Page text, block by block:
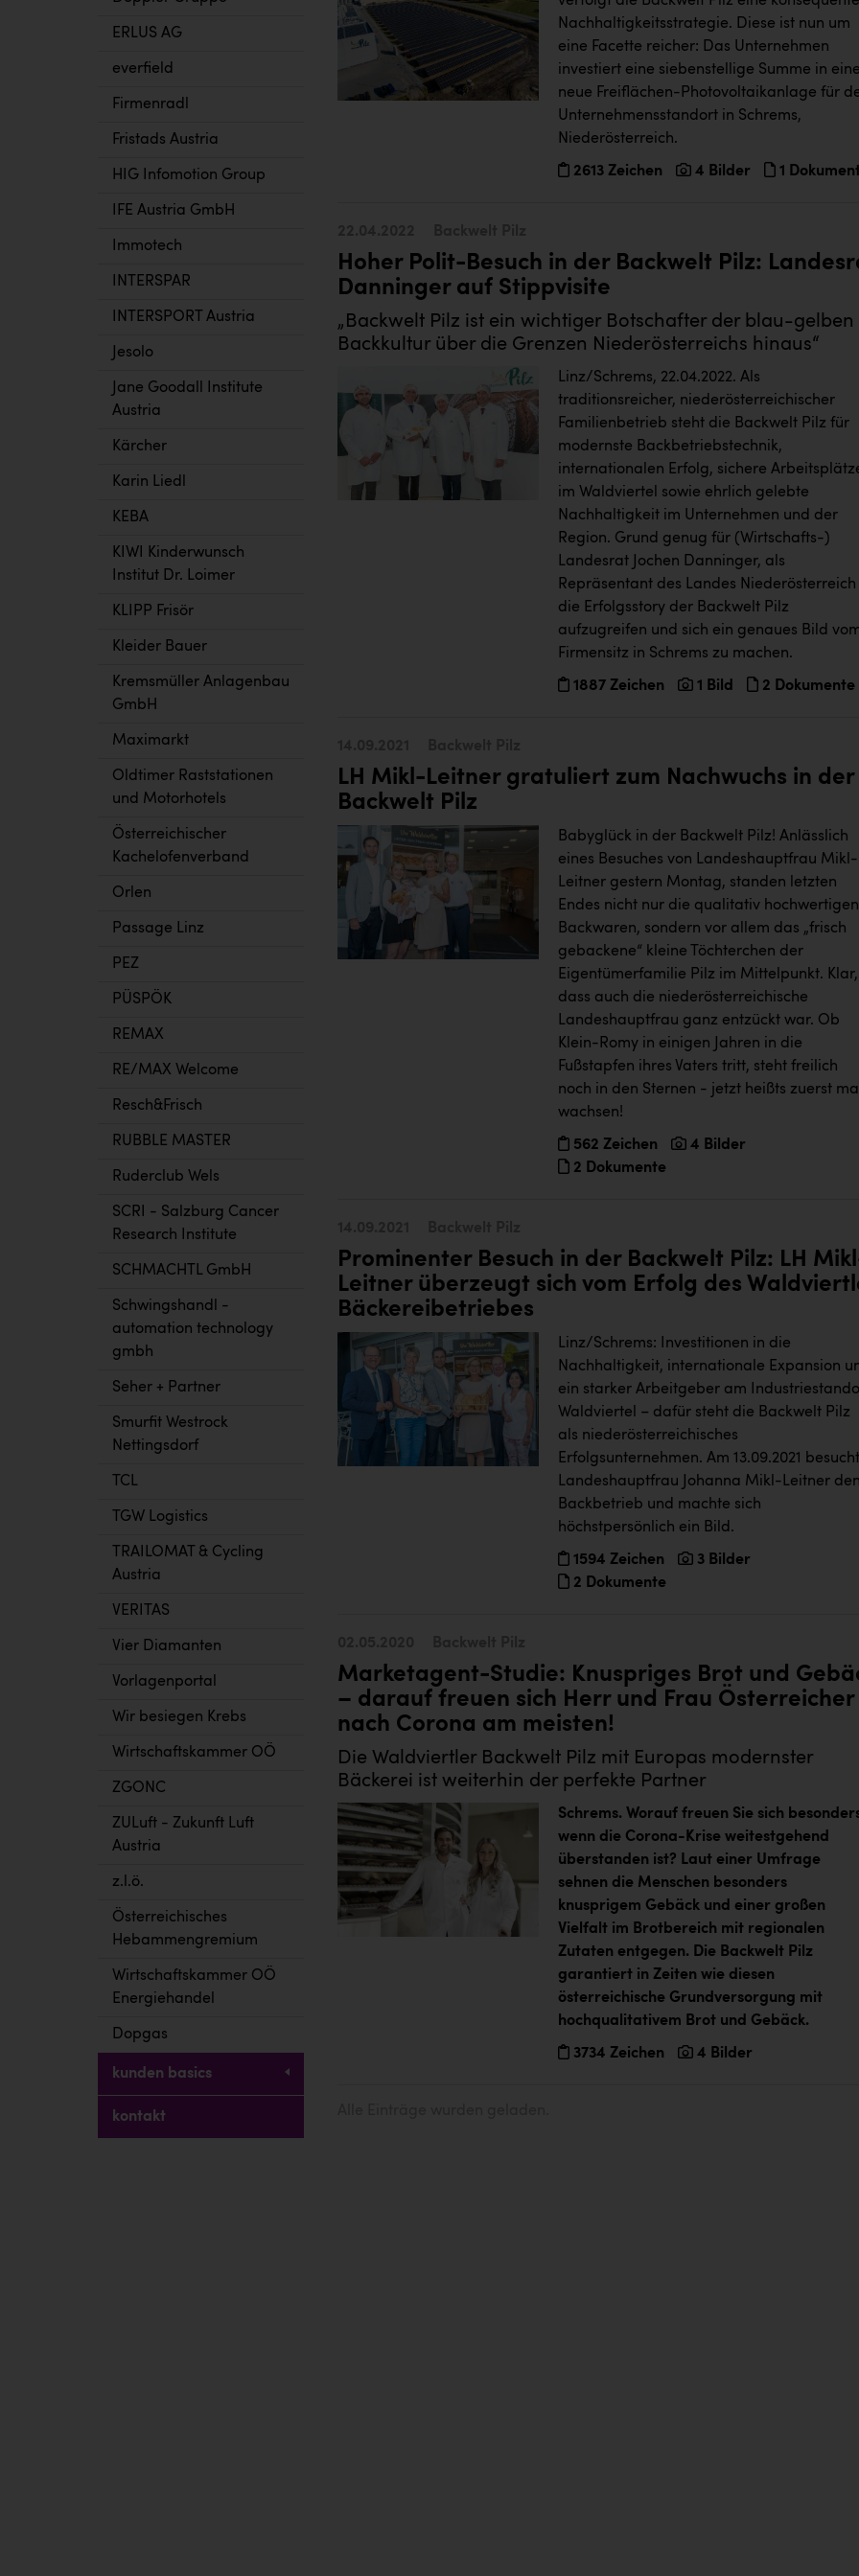
ERLUS AG
everfield
Firmenradl
Fristads Austria
HIG Infomotion Group
IFE Austria GmbH
Immotech
INTERSPAR
INTERSPORT Austria
Jesolo
Jane Goodall Institute
Austria
Kärcher
Karin Liedl
KEBA
KIWI Kinderwunsch
Institut Dr. Loimer
KLIPP Frisör
Kleider Bauer
Kremsmüller Anlagenbau
GmbH
Maximarkt
Oldtimer Raststationen
und Motorhotels
Österreichischer
Kachelofenverband
Orlen
Passage Linz
PEZ
PÜSPÖK
REMAX
RE/MAX Welcome
Resch&Frisch
RUBBLE MASTER
Ruderclub Wels
SCRI - Salzburg Cancer
Research Institute
SCHMACHTL GmbH
Schwingshandl -
automation technology
gmbh
Seher + Partner
Smurfit Westrock
Nettingsdorf
TCL
TGW Logistics
TRAILOMAT & Cycling
Austria
VERITAS
Vier Diamanten
Vorlagenportal
Wir besiegen Krebs
Wirtschaftskammer OÖ
ZGONC
ZULuft - Zukunft Luft
Austria
z.l.ö.
Österreichisches
Hebammengremium
Wirtschaftskammer OÖ
Energiehandel
Dopgas
kunden basics
kontakt
Nachhaltigkeitsstrategie. Diese ist nun um
eine Facette reicher: Das Unternehmen
investiert eine siebenstellige Summe in
neue Freiflächen-Photovoltaikanlage für
Unternehmensstandort in Schrems,
Niederösterreich.
2613 Zeichen 4 Bilder 1
Hoher Polit-Besuch in der Backwelt Pilz:
Danninger auf Stippvisite
„Backwelt Pilz ist ein wichtiger Botschafter der blau-gelben
Backkultur über die Grenzen Niederösterreichs hinaus“
Linz/Schrems, 22.04.2022. Als
traditionsreicher, niederösterreichischer
Familienbetrieb steht die Backwelt Pilz für
modernste Backbetriebstechnik,
internationalen Erfolg, sichere
im Waldviertel sowie ehrlich gelebte
Nachhaltigkeit im Unternehmen und der
Region. Grund genug für (Wirtschafts-)
Landesrat Jochen Danninger, als
Repräsentant des Landes Niederösterreich
die Erfolgsstory der Backwelt Pilz
aufzugreifen und sich ein genaues Bild
Firmensitz in Schrems zu machen.
1887 Zeichen 1 Bild 2 Dokumente
LH Mikl-Leitner gratuliert zum Nachwuchs in der
Backwelt Pilz
Babyglück in der Backwelt Pilz! Anlässlich
eines Besuches von Landeshauptfrau Mikl-
Leitner gestern Montag, standen letzten
Endes nicht nur die qualitativ hochwertigen
Backwaren, sondern vor allem das „frisch
gebackene“ kleine Töchterchen der
Eigentümerfamilie Pilz im Mittelpunkt. Klar,
dass auch die niederösterreichische
Landeshauptfrau ganz entzückt war. Ob
Klein-Romy in einigen Jahren in die
Fußstapfen ihres Vaters tritt, steht freilich
noch in den Sternen - jetzt heißts zuerst
wachsen!
562 Zeichen
4 Bilder
2 Dokumente
Prominenter Besuch in der Backwelt Pilz: LH
Leitner überzeugt sich vom Erfolg des
Bäckereibetriebes
Linz/Schrems: Investitionen in die
Nachhaltigkeit, internationale Expansion
ein starker Arbeitgeber am
Waldviertel – dafür steht die Backwelt Pilz
als niederösterreichisches
Erfolgsunternehmen. Am 13.09.2021
Landeshauptfrau Johanna Mikl-Leitner
Backbetrieb und machte sich
höchstpersönlich ein Bild.
1594 Zeichen
3 Bilder
2 Dokumente
Marketagent-Studie: Knuspriges Brot und
– darauf freuen sich Herr und Frau Österreicher
nach Corona am meisten!
Die Waldviertler Backwelt Pilz mit Europas modernster
Bäckerei ist weiterhin der perfekte Partner
Schrems. Worauf freuen Sie sich
wenn die Corona-Krise weitestgehend
überstanden ist? Laut einer Umfrage
sehnen die Menschen besonders
knusprigem Gebäck und einer großen
Vielfalt im Brotbereich mit regionalen
Zutaten entgegen. Die Backwelt Pilz
garantiert in Zeiten wie diesen
österreichische Grundversorgung mit
hochqualitativem Brot und Gebäck.
3734 Zeichen 4 Bilder